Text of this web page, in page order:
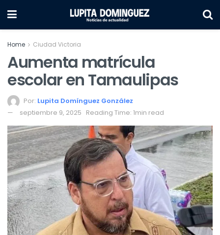
Home Ciudad Victoria
Aumenta matrícula
escolar en Tamaulipas
Por: Lupita Domínguez González
septiembre 9, 2025 Reading Time: 1min read